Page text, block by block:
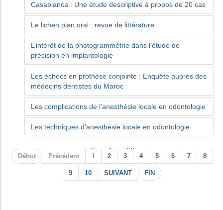
Casablanca : Une étude descriptive à propos de 20 cas
Le lichen plan oral : revue de littérature
L’intérêt de la photogrammétrie dans l’étude de
précision en implantologie
Les échecs en prothèse conjointe : Enquête auprès des
médecins dentistes du Maroc
Les complications de l’anesthésie locale en odontologie
Les techniques d’anesthésie locale en odontologie
Page 1 sur 22
Début Précédent 1 2 3 4 5 6 7 8
9 10 SUIVANT FIN